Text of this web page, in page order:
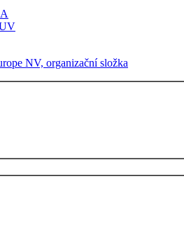
NV, organizační složka